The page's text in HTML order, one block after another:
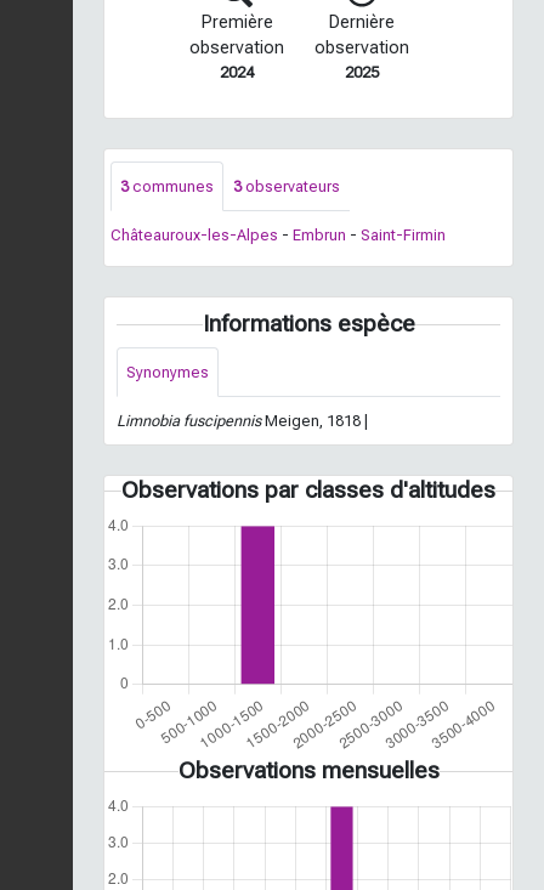
Première
observation
2024
Dernière
observation
2025
3communes 3observateurs
Châteauroux-les-Alpes - Embrun - Saint-Firmin
Informations espèce
Synonymes
Limnobia fuscipennisMeigen, 1818 |
Observations par classes d'altitudes
Observations mensuelles